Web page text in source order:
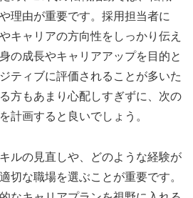
理由が重要です。採用担当者に
キャリアの方向性をしっかり伝え
の成長やキャリアアップを目的と
ティブに評価されることが多いた
方もあまり心配しすぎずに、次の
計画すると良いでしょう。
ルの見直しや、どのような経験が
切な職場を選ぶことが重要です。